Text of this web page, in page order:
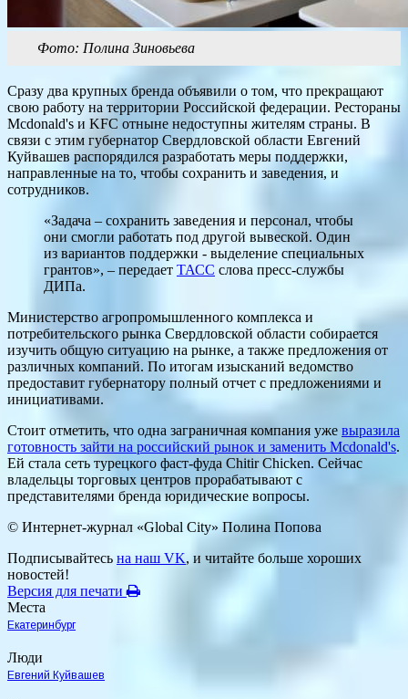
Фото: Полина Зиновьева
Сразу два крупных бренда объявили о том, что прекращают
свою работу на территории Российской федерации. Рестораны
Mcdonald's и KFC отныне недоступны жителям страны. В
связи с этим губернатор Свердловской области Евгений
Куйвашев распорядился разработать меры поддержки,
направленные на то, чтобы сохранить и заведения, и
сотрудников.
«Задача – сохранить заведения и персонал, чтобы
они смогли работать под другой вывеской. Один
из вариантов поддержки - выделение специальных
грантов», – передает ТАСС слова пресс-службы
ДИПа.
Министерство агропромышленного комплекса и
потребительского рынка Свердловской области собирается
изучить общую ситуацию на рынке, а также предложения от
различных компаний. По итогам изысканий ведомство
предоставит губернатору полный отчет с предложениями и
инициативами.
Стоит отметить, что одна заграничная компания уже выразила
готовность зайти на российский рынок и заменить Mcdonald's.
Ей стала сеть турецкого фаст-фуда Chitir Chicken. Сейчас
владельцы торговых центров прорабатывают с
представителями бренда юридические вопросы.
© Интернет-журнал «Global City» Полина Попова
Подписывайтесь на наш VK, и читайте больше хороших
новостей!
Версия для печати
Места
Екатеринбург
Люди
Евгений Куйвашев